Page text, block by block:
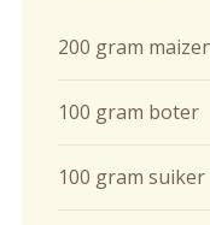
200 gram
100 gram boter
100 gram suiker